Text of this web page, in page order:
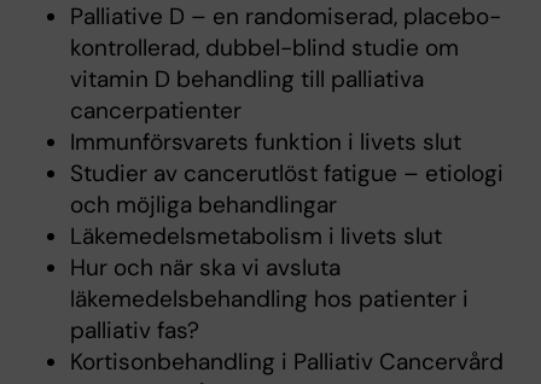
Palliative D – en randomiserad, placebo-
kontrollerad, dubbel-blind studie om
vitamin D behandling till palliativa
cancerpatienter
Immunförsvarets funktion i livets slut
Studier av cancerutlöst fatigue – etiologi
och möjliga behandlingar
Läkemedelsmetabolism i livets slut
Hur och när ska vi avsluta
läkemedelsbehandling hos patienter i
palliativ fas?
Kortisonbehandling i Palliativ Cancervård